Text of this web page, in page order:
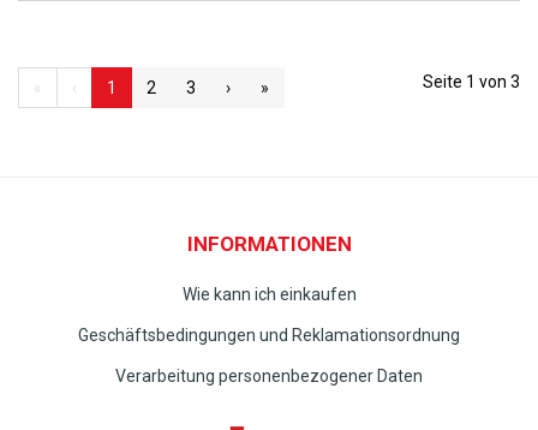
« ‹ 1 2 3 › » Seite 1 von 3
INFORMATIONEN
Wie kann ich einkaufen
Geschäftsbedingungen und Reklamationsordnung
Verarbeitung personenbezogener Daten